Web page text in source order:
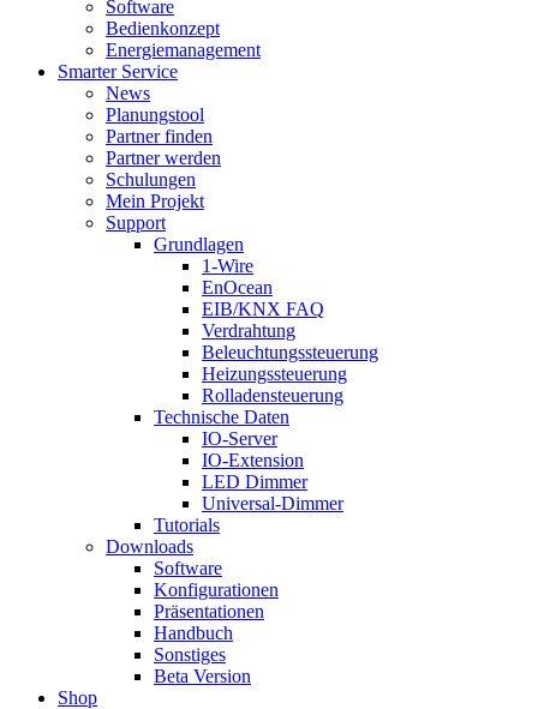
Software
Bedienkonzept
Energiemanagement
Smarter Service
News
Planungstool
Partner finden
Partner werden
Schulungen
Mein Projekt
Support
Grundlagen
1-Wire
EnOcean
EIB/KNX FAQ
Verdrahtung
Beleuchtungssteuerung
Heizungssteuerung
Rolladensteuerung
Technische Daten
IO-Server
IO-Extension
LED Dimmer
Universal-Dimmer
Tutorials
Downloads
Software
Konfigurationen
Präsentationen
Handbuch
Sonstiges
Beta Version
Shop